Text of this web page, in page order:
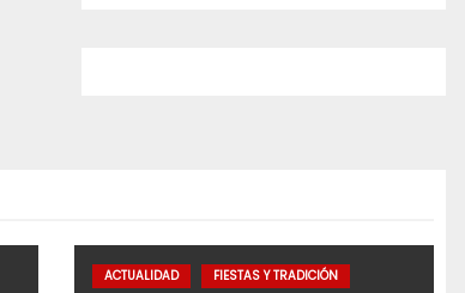
ACTUALIDAD FIESTAS Y TRADICIÓN